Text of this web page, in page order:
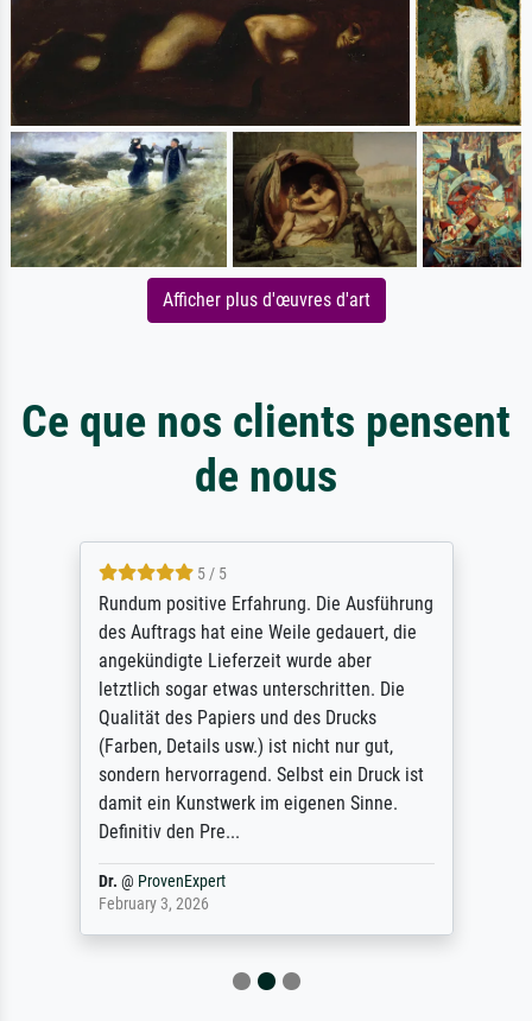
Afficher plus d'œuvres d'art
Ce que nos clients pensent
de nous
5 / 5
Rundum positive Erfahrung. Die Ausführung
des Auftrags hat eine Weile gedauert, die
angekündigte Lieferzeit wurde aber
letztlich sogar etwas unterschritten. Die
Qualität des Papiers und des Drucks
(Farben, Details usw.) ist nicht nur gut,
sondern hervorragend. Selbst ein Druck ist
damit ein Kunstwerk im eigenen Sinne.
Definitiv den Pre...
Dr. @ ProvenExpert
February 3, 2026